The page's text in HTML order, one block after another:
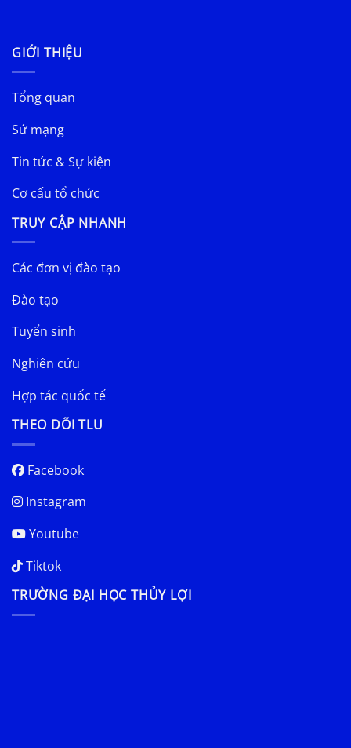
GIỚI THIỆU
Tổng quan
Sứ mạng
Tin tức & Sự kiện
Cơ cấu tổ chức
TRUY CẬP NHANH
Các đơn vị đào tạo
Đào tạo
Tuyển sinh
Nghiên cứu
Hợp tác quốc tế
THEO DÕI TLU
Facebook
Instagram
Youtube
Tiktok
TRƯỜNG ĐẠI HỌC THỦY LỢI